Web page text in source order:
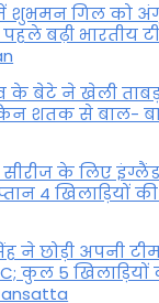
शुभमन गिल को
पहले बढ़ी भारतीय
के बेटे ने खेली
शतक से बाल-
सीरीज के लिए
4 खिलाड़ियों की
ने छोड़ी अपनी
कुल 5